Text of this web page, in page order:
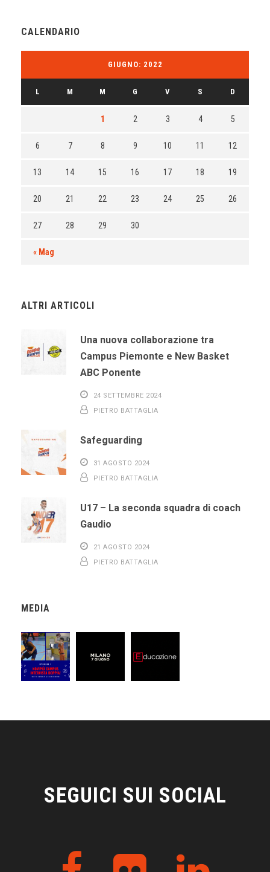
CALENDARIO
GIUGNO: 2022
L M M G V S D
« Mag
1 2 3 4 5
6 7 8 9 10 11 12
13 14 15 16 17 18 19
20 21 22 23 24 25 26
27 28 29 30
ALTRI ARTICOLI
Una nuova collaborazione tra
Campus Piemonte e New Basket
ABC Ponente
24 SETTEMBRE 2024
PIETRO BATTAGLIA
Safeguarding
31 AGOSTO 2024
PIETRO BATTAGLIA
U17 – La seconda squadra di coach
Gaudio
21 AGOSTO 2024
PIETRO BATTAGLIA
MEDIA
SEGUICI SUI SOCIAL